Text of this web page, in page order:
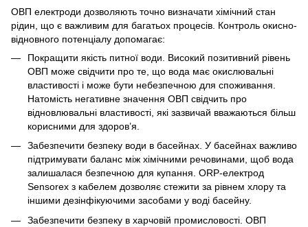
ОВП електроди дозволяють точно визначати хімічний стан
рідин, що є важливим для багатьох процесів. Контроль окисно-
відновного потенціалу допомагає:
Покращити якість питної води. Високий позитивний рівень
ОВП може свідчити про те, що вода має окислювальні
властивості і може бути небезпечною для споживання.
Натомість негативне значення ОВП свідчить про
відновлювальні властивості, які зазвичай вважаються більш
корисними для здоров’я.
Забезпечити безпеку води в басейнах. У басейнах важливо
підтримувати баланс між хімічними речовинами, щоб вода
залишалася безпечною для купання. ORP-електрод
Sensorex з кабелем дозволяє стежити за рівнем хлору та
іншими дезінфікуючими засобами у воді басейну.
Забезпечити безпеку в харчовій промисловості. ОВП